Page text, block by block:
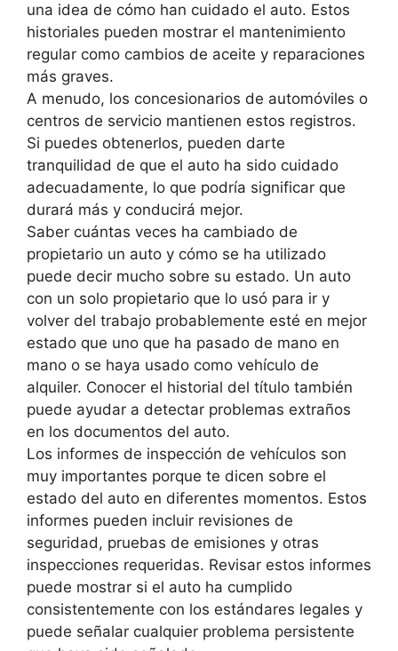
una idea de cómo han cuidado el auto. Estos
historiales pueden mostrar el mantenimiento
regular como cambios de aceite y reparaciones
más graves.
A menudo, los concesionarios de automóviles o
centros de servicio mantienen estos registros.
Si puedes obtenerlos, pueden darte
tranquilidad de que el auto ha sido cuidado
adecuadamente, lo que podría significar que
durará más y conducirá mejor.
Saber cuántas veces ha cambiado de
propietario un auto y cómo se ha utilizado
puede decir mucho sobre su estado. Un auto
con un solo propietario que lo usó para ir y
volver del trabajo probablemente esté en mejor
estado que uno que ha pasado de mano en
mano o se haya usado como vehículo de
alquiler. Conocer el historial del título también
puede ayudar a detectar problemas extraños
en los documentos del auto.
Los informes de inspección de vehículos son
muy importantes porque te dicen sobre el
estado del auto en diferentes momentos. Estos
informes pueden incluir revisiones de
seguridad, pruebas de emisiones y otras
inspecciones requeridas. Revisar estos informes
puede mostrar si el auto ha cumplido
consistentemente con los estándares legales y
puede señalar cualquier problema persistente